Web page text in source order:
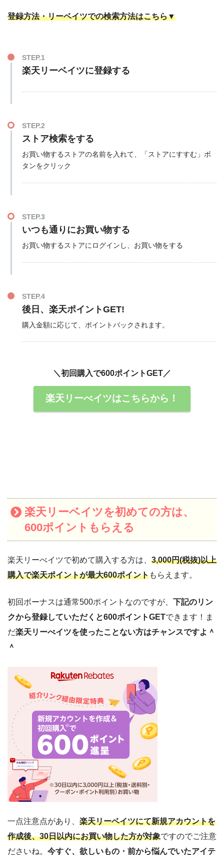
登録方法・リーベイツでの検索方法はこちら▼
STEP.1
楽天リーベイツに登録する
STEP.2
ストア検索をする
お買い物するストアの名前を入れて、「ストアにすすむ」ボ
タンをクリック
STEP.3
いつも通りにお買い物する
お買い物するストアにログインし、お買い物をする
STEP.4
後日、楽天ポイントGET!
購入金額に応じて、ポイントバックされます。
＼初回購入で600ポイントGET／
楽天リーべイツはこちらから！
楽天リーベイツを初めての方は、
600ポイントもらえる
楽天リーべイツで初めて購入する方は、 3,000円(税抜)以上
購入で楽天ポイントが最大600ポイントもらえます。
初回ボーナスは通常500ポイントなのですが、 下記のリン
クから登録していただくと600ポイントGETできます！ま
だ楽天リーべイツを使ったことない方はチャンスですよ＾
＾
一点注意点があり、 楽天リーベイツにて新規アカウントを
作成後、30日以内にお買い物した方が対象ですのでご注意
ださいね。 今すぐ、欲しいもの・前から悩んでいたアイテ